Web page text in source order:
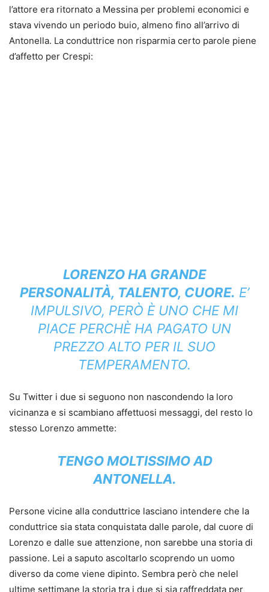
l’attore era ritornato a Messina per problemi economici e
stava vivendo un periodo buio, almeno fino all’arrivo di
Antonella. La conduttrice non risparmia certo parole piene
d’affetto per Crespi:
LORENZO HA GRANDE
PERSONALITÀ, TALENTO, CUORE. E’
IMPULSIVO, PERÒ È UNO CHE MI
PIACE PERCHÈ HA PAGATO UN
PREZZO ALTO PER IL SUO
TEMPERAMENTO.
Su Twitter i due si seguono non nascondendo la loro
vicinanza e si scambiano affettuosi messaggi, del resto lo
stesso Lorenzo ammette:
TENGO MOLTISSIMO AD
ANTONELLA.
Persone vicine alla conduttrice lasciano intendere che la
conduttrice sia stata conquistata dalle parole, dal cuore di
Lorenzo e dalle sue attenzione, non sarebbe una storia di
passione. Lei a saputo ascoltarlo scoprendo un uomo
diverso da come viene dipinto. Sembra però che nelel
ultime settimane la storia tra i due si sia raffreddata per